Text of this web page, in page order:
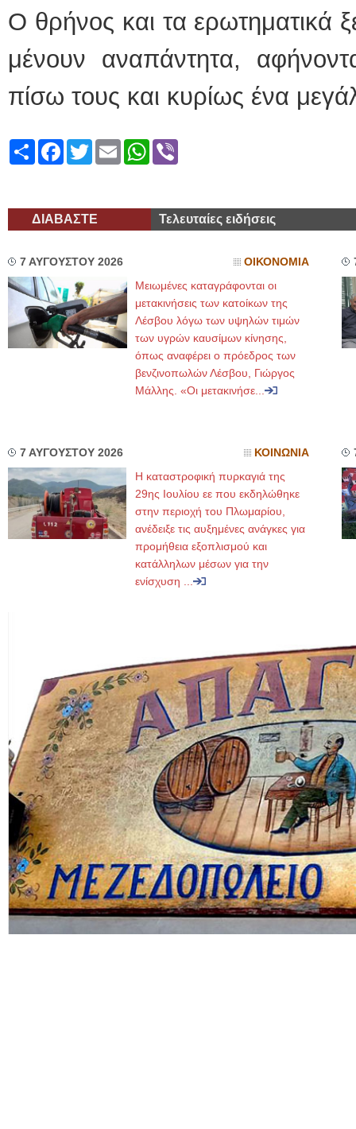
Ο θρήνος και τα ερωτηματικά
μένουν αναπάντητα,
πίσω τους και κυρίως ένα
ShareFacebook
TwitterEmailWhatsApp
ΔΙΑΒΑΣΤΕ Τελευταίες ειδήσεις
7 ΑΥΓΟΥΣΤΟΥ 2026 ΟΙΚΟΝΟΜΙΑ
Μειωμένες καταγράφονται οι
μετακινήσεις των κατοίκων της
Λέσβου λόγω των υψηλών τιμών
των υγρών καυσίμων κίνησης,
όπως αναφέρει ο πρόεδρος των
βενζινοπωλών Λέσβου, Γιώργος
Μάλλης. «Οι μετακινήσε...
7 ΑΥΓΟΥΣΤΟΥ 2026 ΚΟΙΝΩΝΙΑ
Η καταστροφική πυρκαγιά της
29ης Ιουλίου εε που εκδηλώθηκε
στην περιοχή του Πλωμαρίου,
ανέδειξε τις αυξημένες ανάγκες για
προμήθεια εξοπλισμού και
κατάλληλων μέσων για την
ενίσχυση ...